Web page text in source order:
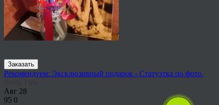
Заказать
Рекомендуем: Эксклюзивный подарок - Статуэтка по фото.
Авг 28
95 0